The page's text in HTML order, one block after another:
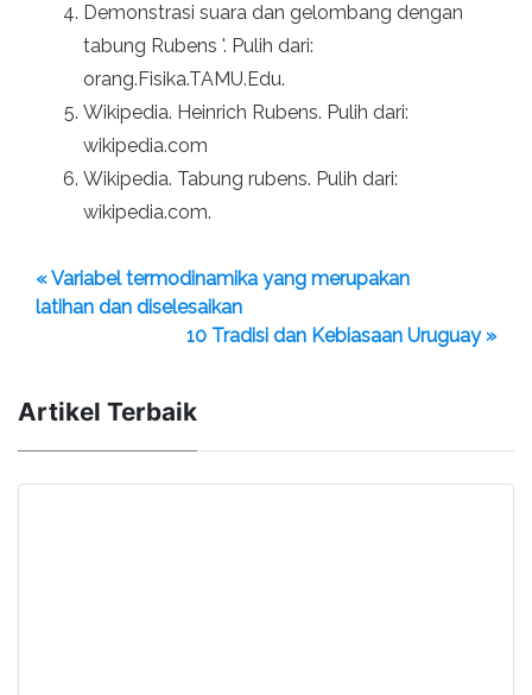
Demonstrasi suara dan gelombang dengan
tabung Rubens '. Pulih dari:
orang.Fisika.TAMU.Edu.
Wikipedia. Heinrich Rubens. Pulih dari:
wikipedia.com
Wikipedia. Tabung rubens. Pulih dari:
wikipedia.com.
« Variabel termodinamika yang merupakan
latihan dan diselesaikan
10 Tradisi dan Kebiasaan Uruguay »
Artikel Terbaik